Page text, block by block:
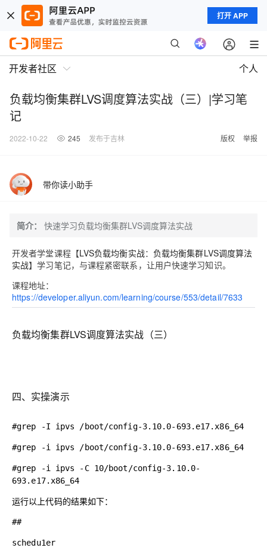
打开 APP
开发者社区 个人
负载均衡集群LVS调度算法实战（三）|学习笔
记
2022-10-22 245 发布于吉林 版权 举报
带你读小助手
简介： 快速学习负载均衡集群LVS调度算法实战
开发者学堂课程【LVS负载均衡实战： 负载均衡集群LVS调度算法
实战】学习笔记，与课程紧密联系，让用户快速学习知识。
课程地址：
https://developer.aliyun.com/learning/course/553/detail/7633
负载均衡集群LVS调度算法实战（三）
四、实操演示
#grep -I ipvs /boot/config-3.10.0-693.e17.x86_64
#grep -i ipvs /boot/config-3.10.0-693.e17.x86_64
#grep -i ipvs -C 10/boot/config-3.10.0-
693.e17.x86_64
运行以上代码的结果如下：
##
schedu1er